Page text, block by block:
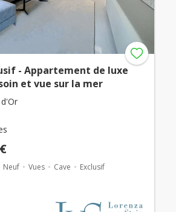
- Appartement de luxe
et vue sur la mer
Neuf Vues Cave Exclusif